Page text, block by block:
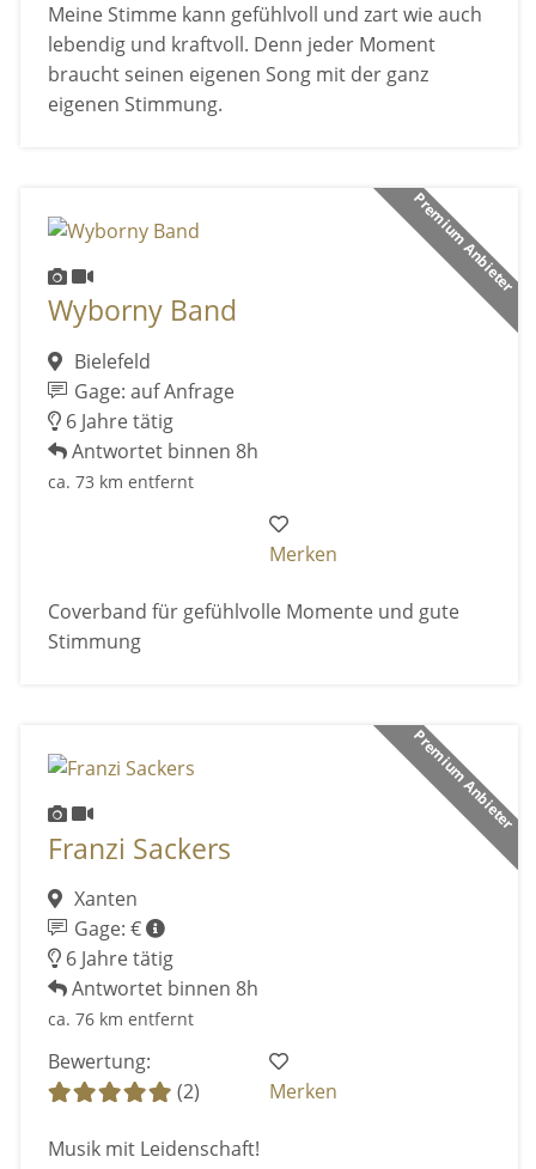
Meine Stimme kann gefühlvoll und zart wie auch
lebendig und kraftvoll. Denn jeder Moment
braucht seinen eigenen Song mit der ganz
eigenen Stimmung.
Premium Anbieter
Wyborny Band
Bielefeld
Gage: auf Anfrage
6 Jahre tätig
Antwortet binnen 8h
ca. 73 km entfernt
Merken
Coverband für gefühlvolle Momente und gute
Stimmung
Premium Anbieter
Franzi Sackers
Xanten
Gage: €
6 Jahre tätig
Antwortet binnen 8h
ca. 76 km entfernt
Bewertung:
(2)
Merken
Musik mit Leidenschaft!